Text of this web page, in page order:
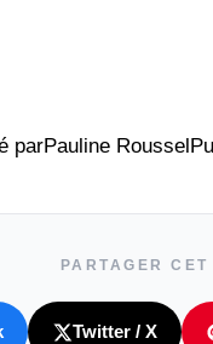
parPauline Roussel
PARTAGER
Twitter / X